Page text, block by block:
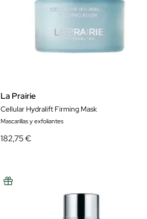
La Prairie
Cellular Hydralift Firming Mask
Mascarillas y exfoliantes
182,75 €